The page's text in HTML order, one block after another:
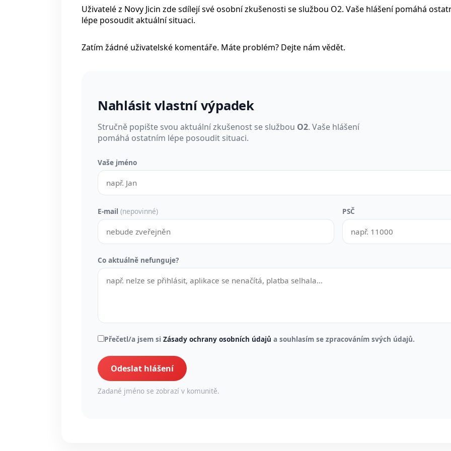
Uživatelé z Novy Jicin zde sdílejí své osobní zkušenosti se službou O2. Vaše hlášení pomáhá
lépe posoudit aktuální situaci.
Zatím žádné uživatelské komentáře. Máte problém? Dejte nám vědět.
Nahlásit vlastní výpadek
Stručně popište svou aktuální zkušenost se službou O2. Vaše hlášení
pomáhá ostatním lépe posoudit situaci.
Vaše jméno
E-mail (nepovinné) PSČ
Co aktuálně nefunguje?
Přečetl/a jsem si Zásady ochrany osobních údajů a souhlasím se zpracováním svých údajů.
Odeslat hlášení
Zadané jméno se zobrazí v komunitě.